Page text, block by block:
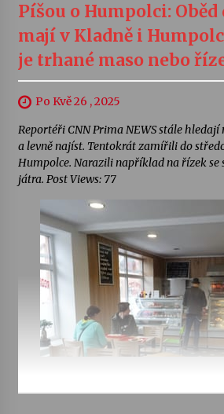
Píšou o Humpolci:
mají v Kladně i
je trhané maso nebo
Po Kvě 26 , 2025
Reportéři CNN Prima NEWS stále hledají
a levně najíst. Tentokrát zamířili do
Humpolce. Narazili například na řízek se
játra. Post Views: 77